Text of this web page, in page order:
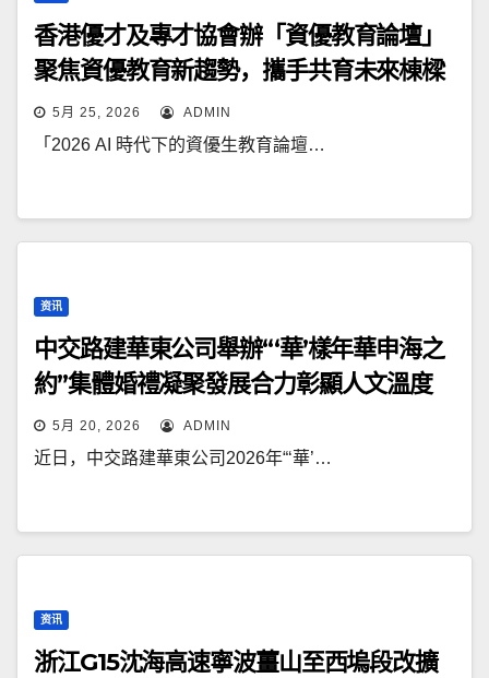
香港優才及專才協會辦「資優教育論壇」
聚焦資優教育新趨勢，攜手共育未來棟樑
5月 25, 2026 ADMIN
「2026 AI 時代下的資優生教育論壇…
资讯
中交路建華東公司舉辦“‘華’樣年華申海之
約”集體婚禮凝聚發展合力彰顯人文溫度
5月 20, 2026 ADMIN
近日，中交路建華東公司2026年“‘華’…
资讯
浙江G15沈海高速寧波薑山至西塢段改擴